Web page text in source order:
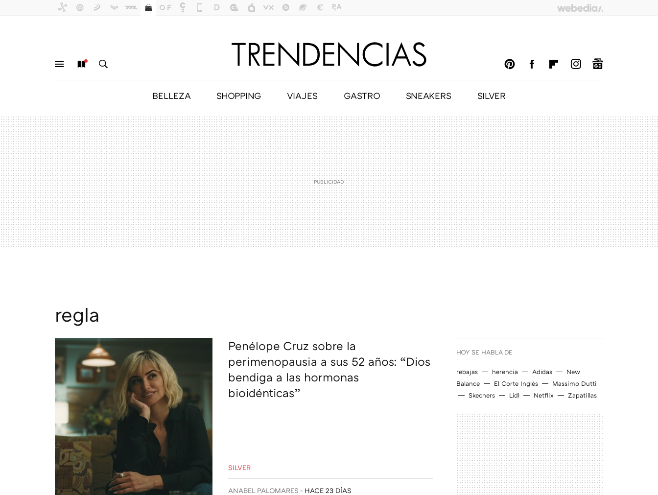
BELLEZA SHOPPING VIAJES GASTRO SNEAKERS SILVER
regla
HOY SE HABLA DE
rebajas herencia Adidas
New
Balance
El Corte Inglés
Massimo Dutti
Skechers
Lidl Netflix Zapatillas
Penélope Cruz sobre la
perimenopausia a sus 52 años: “Dios
bendiga a las hormonas
bioidénticas”
SILVER
ANABEL PALOMARES HACE 23 DÍAS